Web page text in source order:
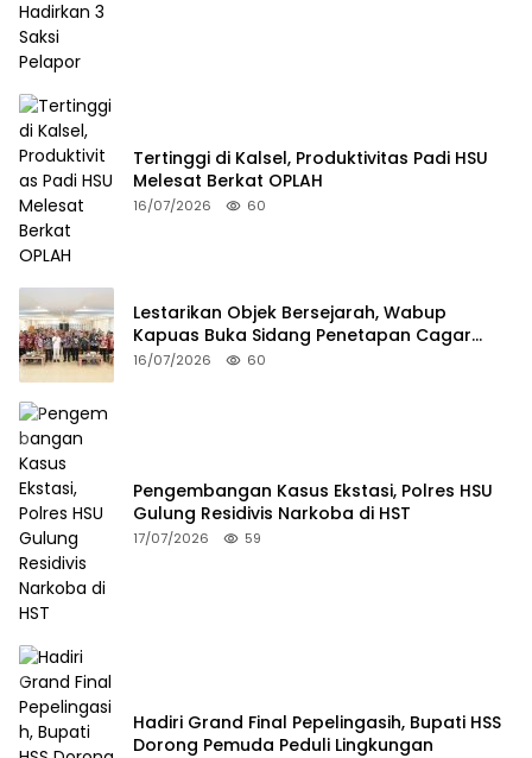
Tertinggi di Kalsel, Produktivitas Padi HSU
Melesat Berkat OPLAH
16/07/2026 60
Lestarikan Objek Bersejarah, Wabup
Kapuas Buka Sidang Penetapan Cagar
Budaya 2026
16/07/2026 60
Pengembangan Kasus Ekstasi, Polres HSU
Gulung Residivis Narkoba di HST
17/07/2026 59
Hadiri Grand Final Pepelingasih, Bupati HSS
Dorong Pemuda Peduli Lingkungan